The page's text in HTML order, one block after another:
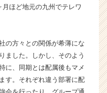
ほど地元の九州でテレワ
の方々との関係が希薄にな
ました。しかし、そのよう
に、同期とは配属後もマメ
す。それぞれ違う部署に配